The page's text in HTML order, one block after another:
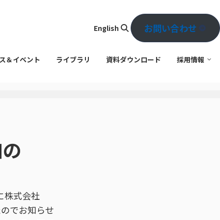
English お問い合わせ
＆イベント ライブラリ 資料ダウンロード 採用情報
株式会社
でお知らせ